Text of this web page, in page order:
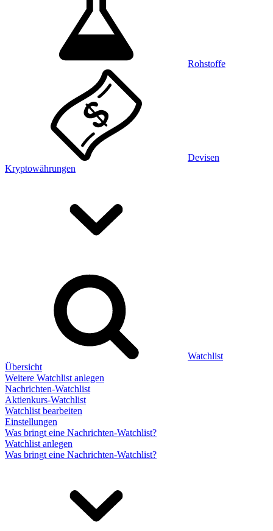
Rohstoffe
Devisen
Kryptowährungen
Watchlist
Übersicht
Weitere Watchlist anlegen
Nachrichten-Watchlist
Aktienkurs-Watchlist
Watchlist bearbeiten
Einstellungen
Was bringt eine Nachrichten-Watchlist?
Watchlist anlegen
Was bringt eine Nachrichten-Watchlist?